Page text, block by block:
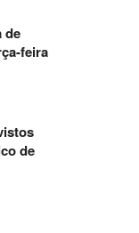
de
feira
de